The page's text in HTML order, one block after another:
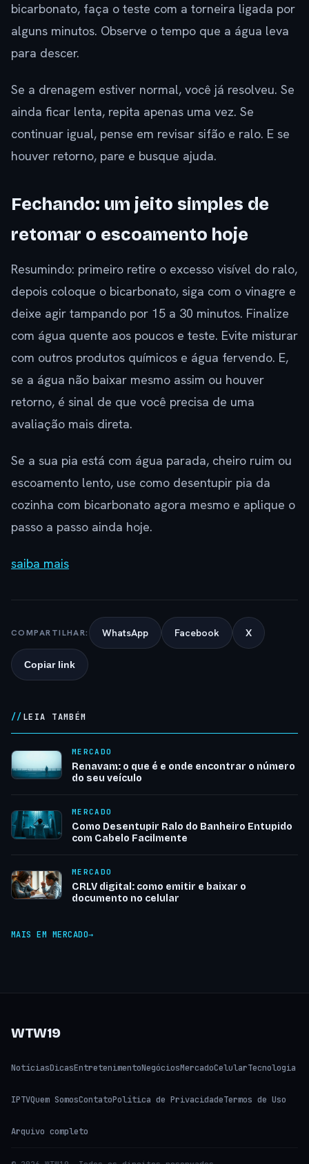
bicarbonato, faça o teste com a torneira ligada por
alguns minutos. Observe o tempo que a água leva
para descer.
Se a drenagem estiver normal, você já resolveu. Se
ainda ficar lenta, repita apenas uma vez. Se
continuar igual, pense em revisar sifão e ralo. E se
houver retorno, pare e busque ajuda.
Fechando: um jeito simples de
retomar o escoamento hoje
Resumindo: primeiro retire o excesso visível do ralo,
depois coloque o bicarbonato, siga com o vinagre e
deixe agir tampando por 15 a 30 minutos. Finalize
com água quente aos poucos e teste. Evite misturar
com outros produtos químicos e água fervendo. E,
se a água não baixar mesmo assim ou houver
retorno, é sinal de que você precisa de uma
avaliação mais direta.
Se a sua pia está com água parada, cheiro ruim ou
escoamento lento, use como desentupir pia da
cozinha com bicarbonato agora mesmo e aplique o
passo a passo ainda hoje.
saiba mais
COMPARTILHAR: WhatsApp Facebook X
Copiar link
LEIA TAMBÉM
MERCADO
Renavam: o que é e onde encontrar o número
do seu veículo
MERCADO
Como Desentupir Ralo do Banheiro Entupido
com Cabelo Facilmente
MERCADO
CRLV digital: como emitir e baixar o
documento no celular
MAIS EM MERCADO
WTW19
NotíciasDicasEntretenimentoNegóciosMercadoCelularTecnologia
IPTVQuem SomosContatoPolítica de PrivacidadeTermos de Uso
Arquivo completo